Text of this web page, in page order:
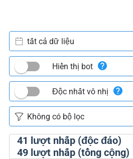
41 lượt nhấp (độc đáo)
49lượt nhấp (tổng cộng)
tất cả dữ liệu
Hiển thị bot
Độc nhất vô nhị